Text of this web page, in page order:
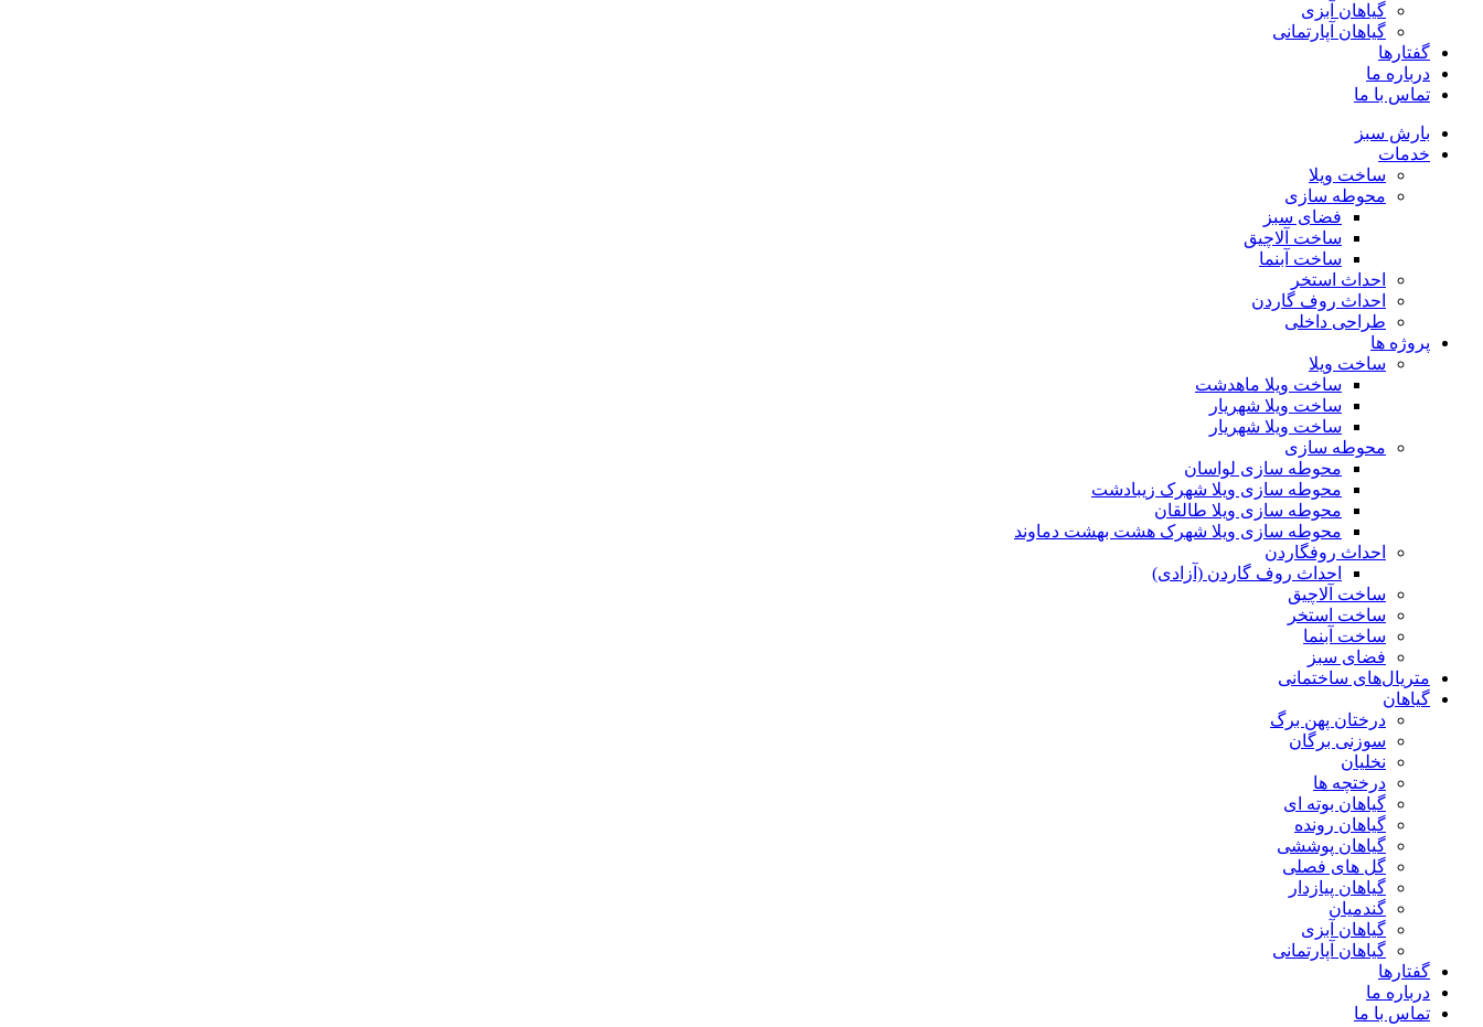
گیاهان آبزی
گیاهان آپارتمانی
گفتارها
درباره ما
تماس با ما
بارش سبز
خدمات
ساخت ویلا
محوطه سازی
فضای سبز
ساخت آلاچیق
ساخت آبنما
احداث استخر
احداث روف گاردن
طراحی داخلی
پروژه ها
ساخت ویلا
ساخت ویلا ماهدشت
ساخت ویلا شهریار
ساخت ویلا شهریار
محوطه سازی
محوطه سازی لواسان
محوطه سازی ویلا شهرک زیبادشت
محوطه سازی ویلا طالقان
محوطه سازی ویلا شهرک هشت بهشت دماوند
احداث روفگاردن
احداث روف گاردن (آزادی)
ساخت آلاچیق
ساخت استخر
ساخت آبنما
فضای سبز
متریال‌های ساختمانی
گیاهان
درختان پهن برگ
سوزنی برگان
نخلیان
درختچه ها
گیاهان بوته ای
گیاهان رونده
گیاهان پوششی
گل های فصلی
گیاهان پیازدار
گندمیان
گیاهان آبزی
گیاهان آپارتمانی
گفتارها
درباره ما
تماس با ما